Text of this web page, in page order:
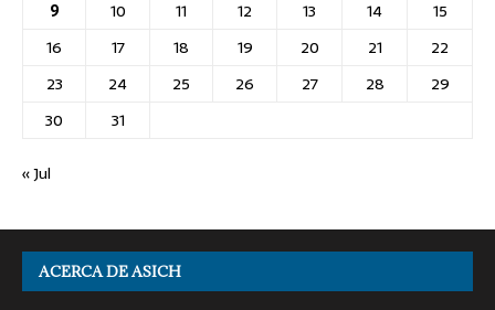
9
10 11 12 13 14
15
16
17 18 19 20 21
22
23
24 25 26 27 28
29
30
31
« Jul
ACERCA DE ASICH